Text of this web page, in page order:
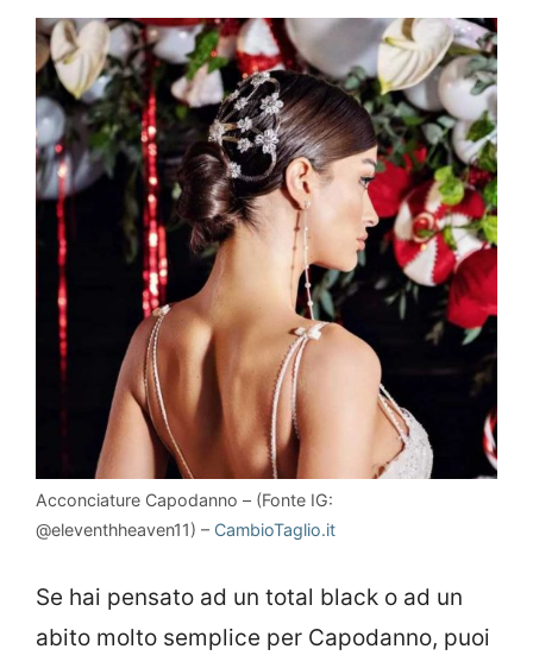
Acconciature Capodanno – (Fonte IG:
@eleventhheaven11) – CambioTaglio.it
Se hai pensato ad un total black o ad un
abito molto semplice per Capodanno, puoi